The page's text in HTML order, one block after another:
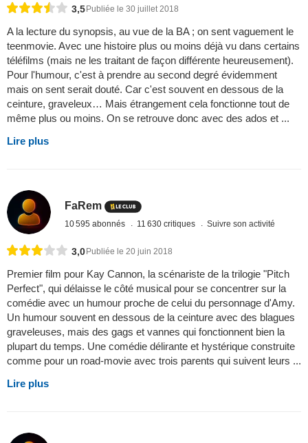
3,5 Publiée le 30 juillet 2018
A la lecture du synopsis, au vue de la BA ; on sent vaguement le
teenmovie. Avec une histoire plus ou moins déjà vu dans certains
téléfilms (mais ne les traitant de façon différente heureusement).
Pour l'humour, c'est à prendre au second degré évidemment
mais on sent serait douté. Car c'est souvent en dessous de la
ceinture, graveleux… Mais étrangement cela fonctionne tout de
même plus ou moins. On se retrouve donc avec des ados et ...
Lire plus
FaRem
10 595 abonnés 11 630 critiques Suivre son activité
3,0 Publiée le 20 juin 2018
Premier film pour Kay Cannon, la scénariste de la trilogie "Pitch
Perfect", qui délaisse le côté musical pour se concentrer sur la
comédie avec un humour proche de celui du personnage d'Amy.
Un humour souvent en dessous de la ceinture avec des blagues
graveleuses, mais des gags et vannes qui fonctionnent bien la
plupart du temps. Une comédie délirante et hystérique construite
comme pour un road-movie avec trois parents qui suivent leurs ...
Lire plus